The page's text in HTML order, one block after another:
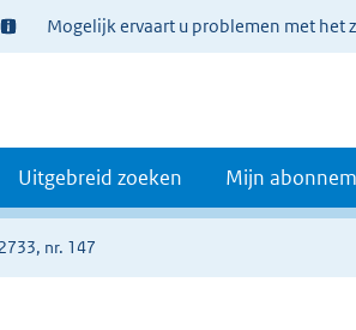
Ter
Mogelijk ervaart u problemen met het
Uitgebreid zoeken Mijn
nr. 147